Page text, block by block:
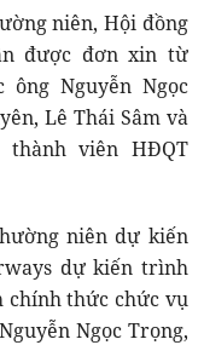
niên, Hội đồng
được đơn xin từ
Nguyễn Ngọc
Lê Thái Sâm và
thành viên HĐQT
niên dự kiến
dự kiến trình
chính thức chức vụ
Ngọc Trọng,